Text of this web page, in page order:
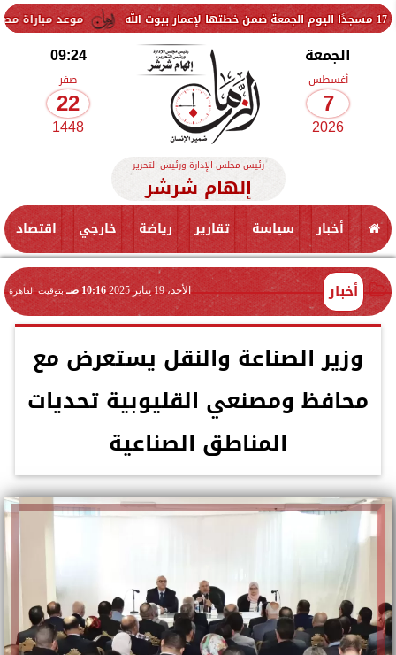
موعد مباراة مصر وإسبانيا في
الجمعة
أغسطس
7
2026
09:24
صفر
22
1448
رئيس مجلس الإدارة ورئيس التحرير
إلهام شرشر
أخبار سياسة تقارير رياضة خارجي اقتصاد
أخبار الأحد، 19 يناير 2025 10:16 صـ بتوقيت القاهرة
وزير الصناعة والنقل يستعرض مع
محافظ ومصنعي القليوبية تحديات
المناطق الصناعية